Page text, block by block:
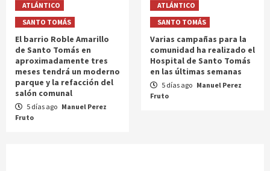
ATLÁNTICO
SANTO TOMÁS
El barrio Roble Amarillo
de Santo Tomás en
aproximadamente tres
meses tendrá un moderno
parque y la refacción del
salón comunal
5 días ago Manuel Perez
Fruto
ATLÁNTICO
SANTO TOMÁS
Varias campañas para la
comunidad ha realizado el
Hospital de Santo Tomás
en las últimas semanas
5 días ago Manuel Perez
Fruto